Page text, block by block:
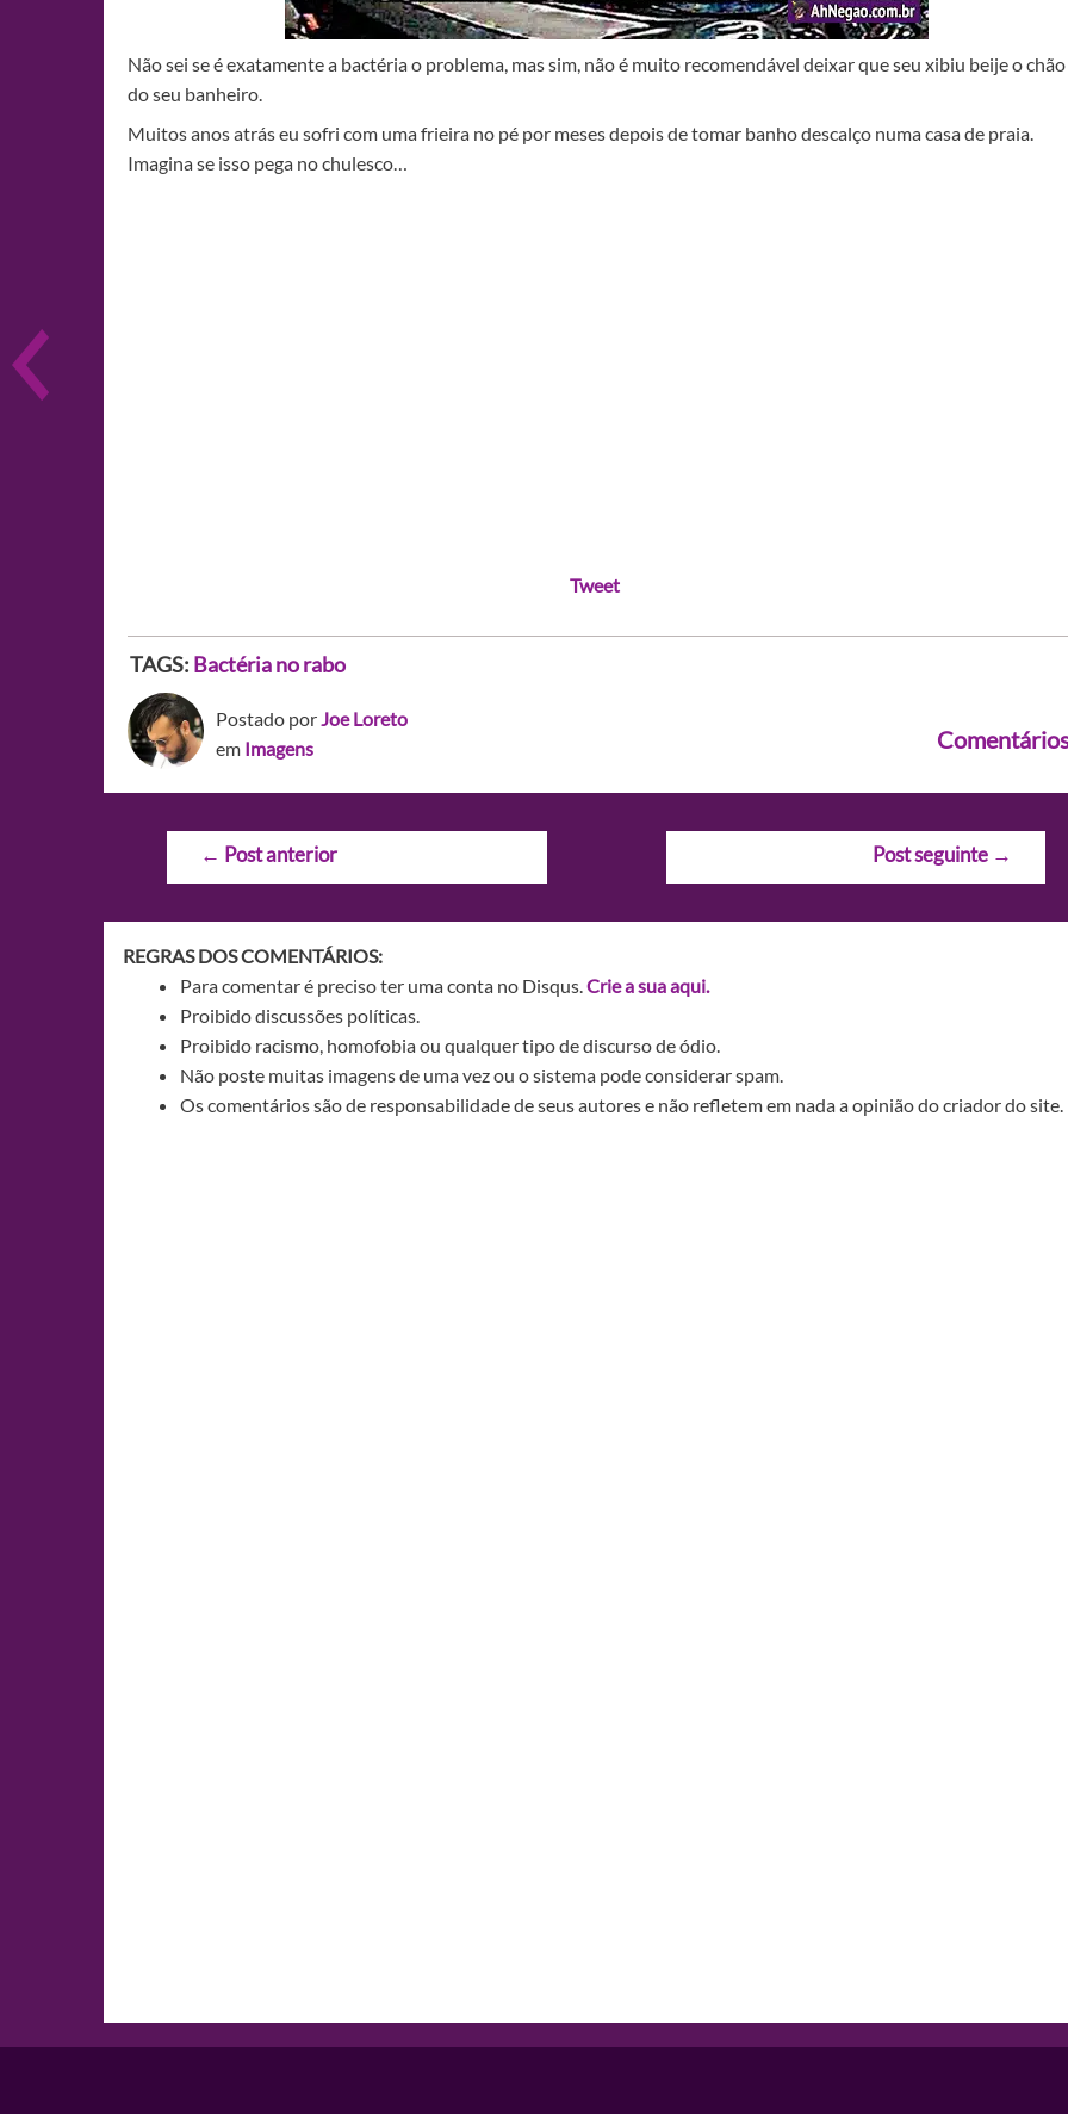
Não sei se é exatamente a bactéria o problema, mas sim, não é muito recomendável deixar que seu xibiu beije o chão
do seu banheiro.
Muitos anos atrás eu sofri com uma frieira no pé por meses depois de tomar banho descalço numa casa de praia.
Imagina se isso pega no chulesco…
Tweet
TAGS: Bactéria no rabo
Postado porJoe Loreto
em Imagens
Navegação
← Post anterior Post seguinte →
REGRAS DOS COMENTÁRIOS:
Para comentar é preciso ter uma conta no Disqus.Crie a sua aqui.
Proibido discussões políticas.
Proibido racismo, homofobia ou qualquer tipo de discurso de ódio.
Não poste muitas imagens de uma vez ou o sistema pode considerar spam.
Os comentários são de responsabilidade de seus autores e não refletem em nada a opinião do criador do site.